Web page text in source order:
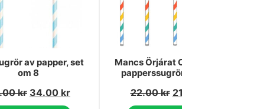
av papper, set
om 8
kr 34.00 kr
Mancs Örjárat Color Paws
papperssugrör, 8-pack
22.00kr 21.00